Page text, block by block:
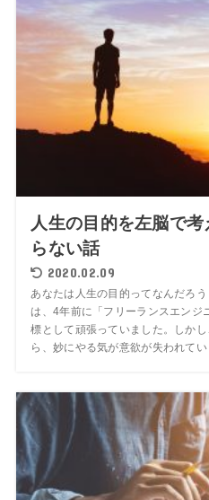
人生の目的を左脳で
らない話
2020.02.09
あなたは人生の目的ってなんだろ
は、4年前に「フリーランスエンジ
標として頑張っていました。しか
ら、妙にやる気が意欲が失われてい